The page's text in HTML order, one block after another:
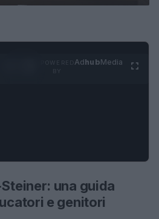
AdhubMedia
una guida
e genitori